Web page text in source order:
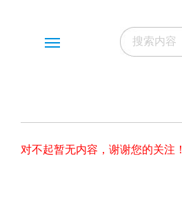
对不起暂无内容，谢谢您的关注！